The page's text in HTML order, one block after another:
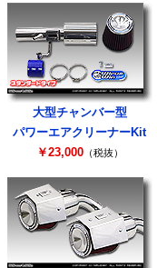
大型チャンバー型
パワーエアクリーナーKit
￥23,000（税抜）